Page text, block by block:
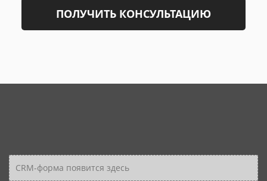
ПОЛУЧИТЬ КОНСУЛЬТАЦИЮ
CRM-форма появится здесь